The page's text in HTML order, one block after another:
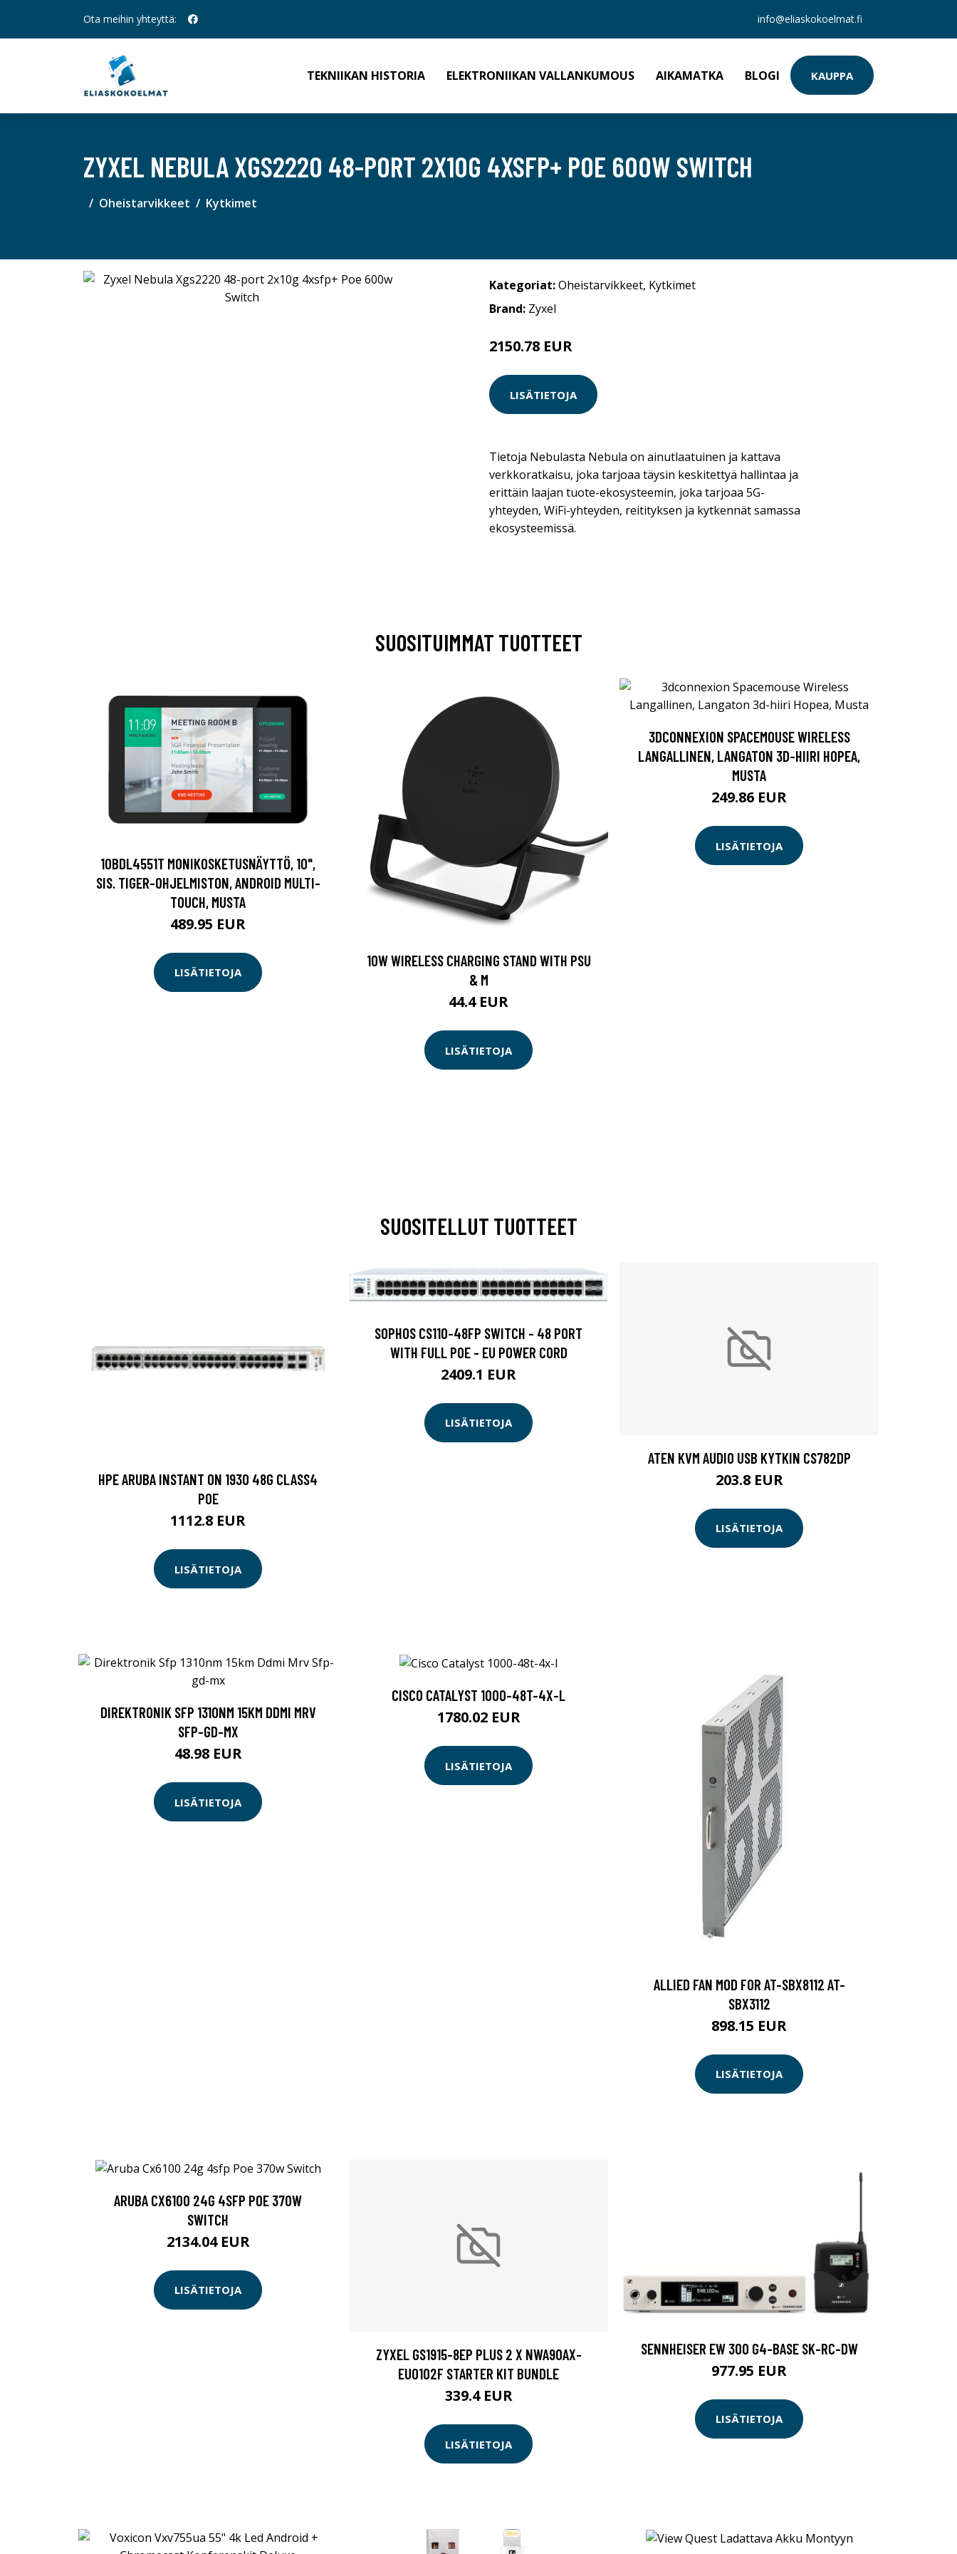
Ota meihin yhteyttä: info@eliaskokoelmat.fi
TEKNIIKAN HISTORIA ELEKTRONIIKAN VALLANKUMOUS AIKAMATKA BLOGI KAUPPA
ZYXEL NEBULA XGS2220 48-PORT 2X10G 4XSFP+ POE 600W SWITCH
Oheistarvikkeet Kytkimet
Kategoriat:Oheistarvikkeet, Kytkimet
Brand: Zyxel
2150.78 EUR
LISÄTIETOJA
Tietoja Nebulasta Nebula on ainutlaatuinen ja kattava
verkkoratkaisu, joka tarjoaa täysin keskitettyä hallintaa ja
erittäin laajan tuote-ekosysteemin, joka tarjoaa 5G-
yhteyden, WiFi-yhteyden, reitityksen ja kytkennät samassa
ekosysteemissä.
SUOSITUIMMAT TUOTTEET
10BDL4551T MONIKOSKETUSNÄYTTÖ, 10",
SIS. TIGER-OHJELMISTON, ANDROID MULTI-
TOUCH, MUSTA
489.95 EUR
LISÄTIETOJA
10W WIRELESS CHARGING STAND WITH PSU
& M
44.4 EUR
LISÄTIETOJA
3DCONNEXION SPACEMOUSE WIRELESS
LANGALLINEN, LANGATON 3D-HIIRI HOPEA,
MUSTA
249.86 EUR
LISÄTIETOJA
SUOSITELLUT TUOTTEET
HPE ARUBA INSTANT ON 1930 48G CLASS4
POE
1112.8 EUR
LISÄTIETOJA
SOPHOS CS110-48FP SWITCH - 48 PORT
WITH FULL POE - EU POWER CORD
2409.1 EUR
LISÄTIETOJA
ATEN KVM AUDIO USB KYTKIN CS782DP
203.8 EUR
LISÄTIETOJA
DIREKTRONIK SFP 1310NM 15KM DDMI MRV
SFP-GD-MX
48.98 EUR
LISÄTIETOJA
CISCO CATALYST 1000-48T-4X-L
1780.02 EUR
LISÄTIETOJA
ALLIED FAN MOD FOR AT-SBX8112 AT-
SBX3112
898.15 EUR
LISÄTIETOJA
ARUBA CX6100 24G 4SFP POE 370W
SWITCH
2134.04 EUR
LISÄTIETOJA
ZYXEL GS1915-8EP PLUS 2 X NWA90AX-
EU0102F STARTER KIT BUNDLE
339.4 EUR
LISÄTIETOJA
SENNHEISER EW 300 G4-BASE SK-RC-DW
977.95 EUR
LISÄTIETOJA